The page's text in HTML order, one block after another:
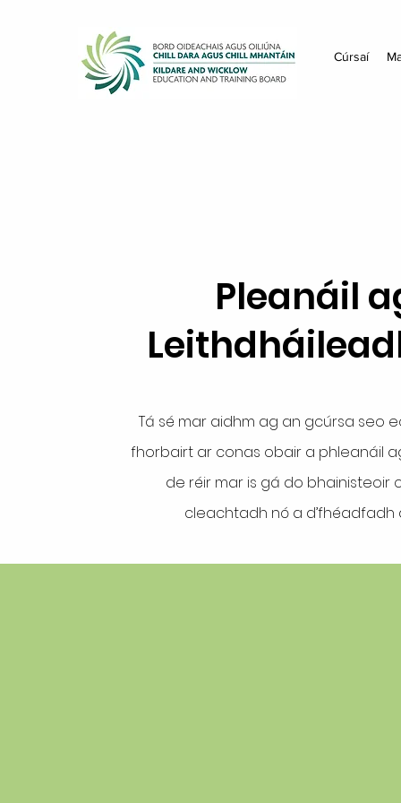
Cúrsaí
Pleanáil
Tá sé mar aidhm ag an gcúrsa seo
fhorbairt ar conas obair a phleanáil
de réir mar is gá do bhainisteoir
cleachtadh nó a d’fhéadfadh